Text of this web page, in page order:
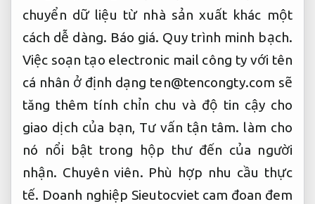
chuyển dữ liệu từ nhà sản xuất khác một
cách dễ dàng. Báo giá. Quy trình minh bạch.
Việc soạn tạo electronic mail công ty với tên
cá nhân ở định dạng ten@tencongty.com sẽ
tăng thêm tính chỉn chu và độ tin cậy cho
giao dịch của bạn, Tư vấn tận tâm. làm cho
nó nổi bật trong hộp thư đến của người
nhận. Chuyên viên. Phù hợp nhu cầu thực
tế. Doanh nghiệp Sieutocviet cam đoan đem